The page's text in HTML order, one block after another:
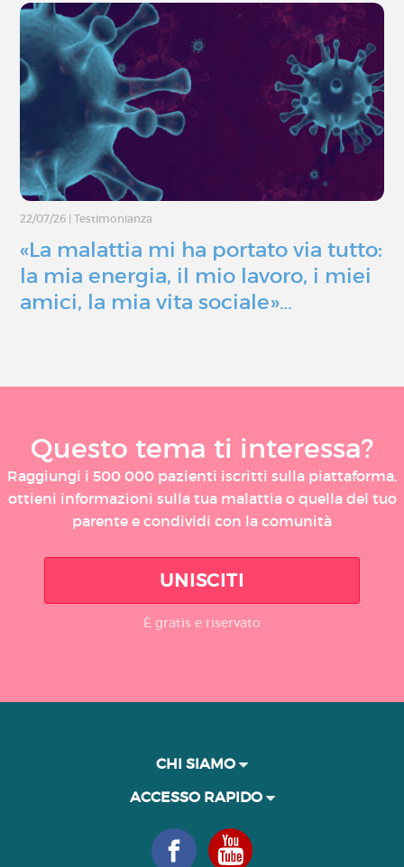
22/07/26 Testimonianza
«La malattia mi ha portato via tutto:
la mia energia, il mio lavoro, i miei
amici, la mia vita sociale»…
Questo tema ti interessa?
Raggiungi i 500 000 pazienti iscritti sulla piattaforma,
ottieni informazioni sulla tua malattia o quella del tuo
parente e condividi con la comunità
UNISCITI
È gratis e riservato
CHI SIAMO
ACCESSO RAPIDO